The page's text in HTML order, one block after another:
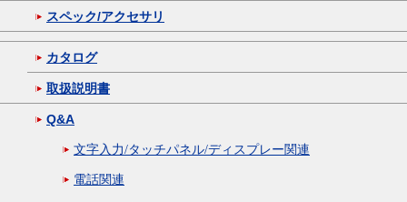
スペック/アクセサリ
カタログ
取扱説明書
Q&A
文字入力/タッチパネル/ディスプレー関連
電話関連